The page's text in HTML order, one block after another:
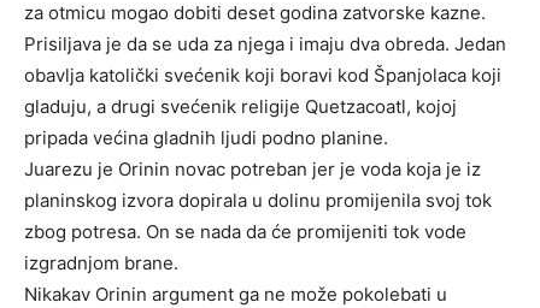
za otmicu mogao dobiti deset godina zatvorske kazne.
Prisiljava je da se uda za njega i imaju dva obreda. Jedan
obavlja katolički svećenik koji boravi kod Španjolaca koji
gladuju, a drugi svećenik religije Quetzacoatl, kojoj
pripada većina gladnih ljudi podno planine.
Juarezu je Orinin novac potreban jer je voda koja je iz
planinskog izvora dopirala u dolinu promijenila svoj tok
zbog potresa. On se nada da će promijeniti tok vode
izgradnjom brane.
Nikakav Orinin argument ga ne može pokolebati u